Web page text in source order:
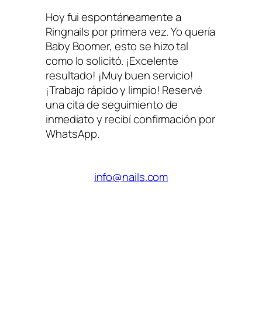
Hoy fui espontáneamente a
Ringnails por primera vez. Yo quería
Baby Boomer, esto se hizo tal
como lo solicitó. ¡Excelente
resultado! ¡Muy buen servicio!
¡Trabajo rápido y limpio! Reservé
una cita de seguimiento de
inmediato y recibí confirmación por
WhatsApp.
info@nails.com